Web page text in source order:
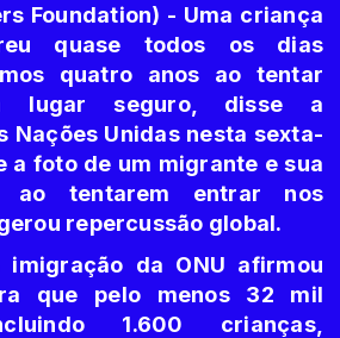
Foundation) - Uma criança
quase todos os dias
quatro anos ao tentar
lugar seguro, disse a
Nações Unidas nesta sexta-
a foto de um migrante e sua
ao tentarem entrar nos
repercussão global.
da ONU afirmou
que pelo menos 32 mil
1.600 crianças,